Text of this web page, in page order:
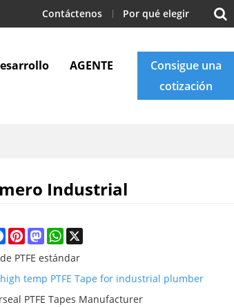
Contáctenos Por qué elegir
AGENTE
Consigue una
cotización
Industrial
FacebookPinterestMastodonWhatsApp
PTFE estándar
temp PTFE Tape for industrial plumber
PTFE Tapes Manufacturer